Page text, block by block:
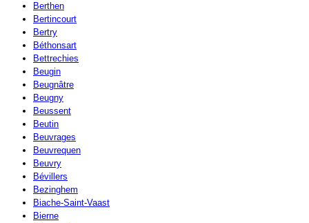
Berthen
Bertincourt
Bertry
Béthonsart
Bettrechies
Beugin
Beugnâtre
Beugny
Beussent
Beutin
Beuvrages
Beuvrequen
Beuvry
Bévillers
Bezinghem
Biache-Saint-Vaast
Bierne